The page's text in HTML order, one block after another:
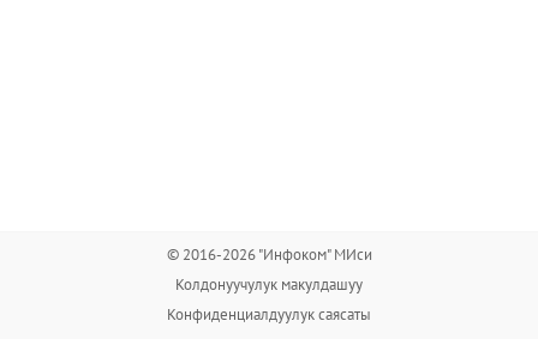
© 2016-2026 "Инфоком" МИси
Колдонуучулук макулдашуу
Конфиденциалдуулук саясаты